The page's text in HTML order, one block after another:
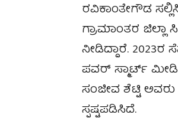
ರವಿಕಾಂತೇಗೌಡ
ಗ್ರಾಮಾಂತರ
ನೀಡಿದ್ದಾರೆ.
ಪವರ್ ಸ್ಮಾರ್ಟ್
ಸಂಜೀವ ಶೆಟ್ಟಿ
ಸ್ಪಷ್ಟಪಡಿಸಿದೆ.